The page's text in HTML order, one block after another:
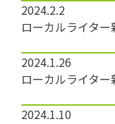
2024.2.2
ローカルライター
2024.1.26
2024.1.10